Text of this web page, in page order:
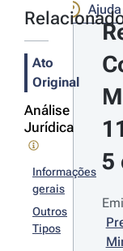
Ajuda
Ato
Original
Análise
Jurídica
Informações
gerais
Outros
Tipos
5